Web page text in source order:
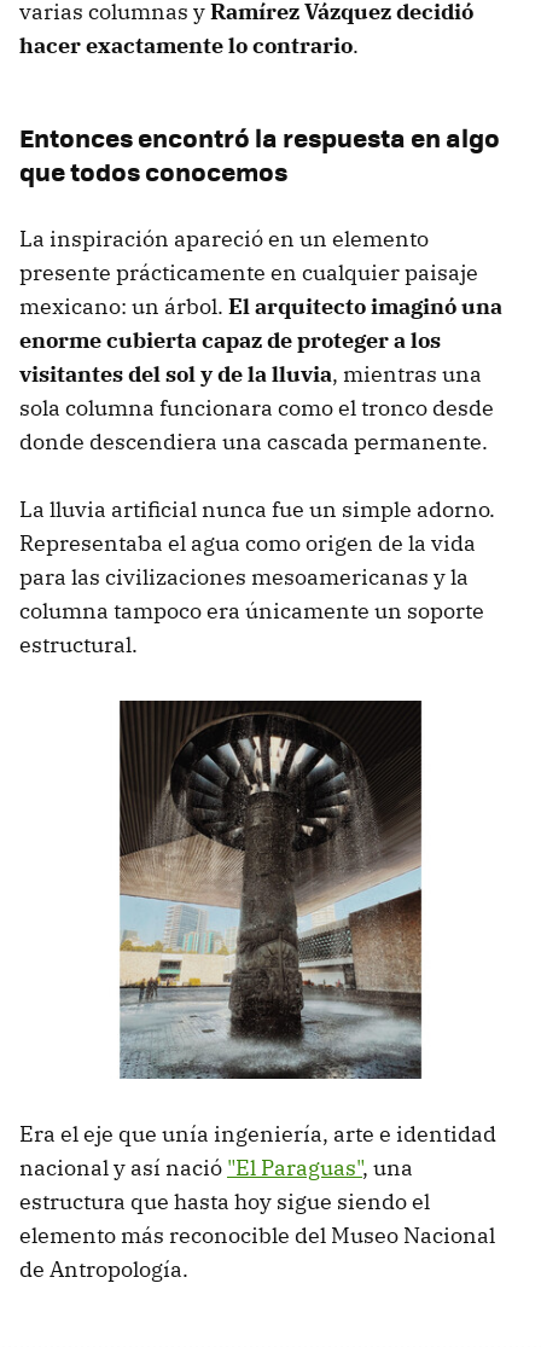
varias columnas yRamírez Vázquez decidió
hacer exactamente lo contrario.
Entonces encontró la respuesta en algo
que todos conocemos
La inspiración apareció en un elemento
presente prácticamente en cualquier paisaje
mexicano: un árbol. El arquitecto imaginó una
enorme cubierta capaz de proteger a los
visitantes del sol y de la lluvia, mientras una
sola columna funcionara como el tronco desde
donde descendiera una cascada permanente.
La lluvia artificial nunca fue un simple adorno.
Representaba el agua como origen de la vida
para las civilizaciones mesoamericanas y la
columna tampoco era únicamente un soporte
estructural.
Era el eje que unía ingeniería, arte e identidad
nacional y así nació "El Paraguas", una
estructura que hasta hoy sigue siendo el
elemento más reconocible del Museo Nacional
de Antropología.